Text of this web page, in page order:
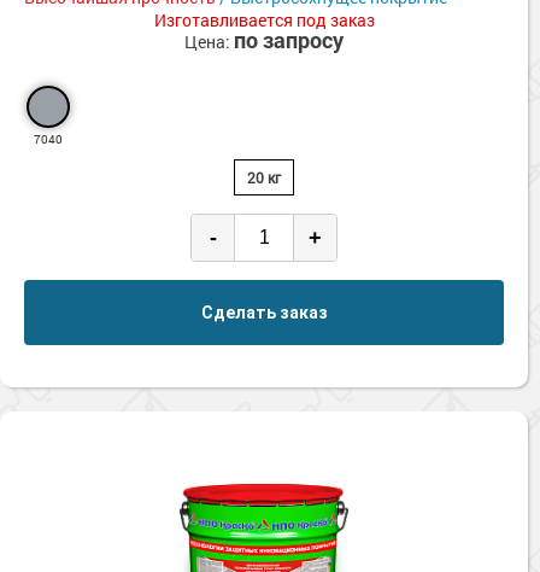
Изготавливается под заказ
Цена: по запросу
7040
20 кг
- +
Сделать заказ